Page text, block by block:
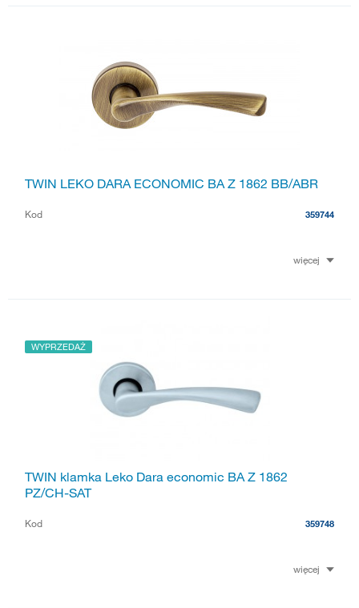
TWIN LEKO DARA ECONOMIC BA Z 1862 BB/ABR
Kod 359744
więcej
WYPRZEDAŻ
TWIN klamka Leko Dara economic BA Z 1862
PZ/CH-SAT
Kod 359748
więcej